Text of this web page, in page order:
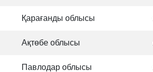
Қарағанды облысы
Ақтөбе облысы
Павлодар облысы